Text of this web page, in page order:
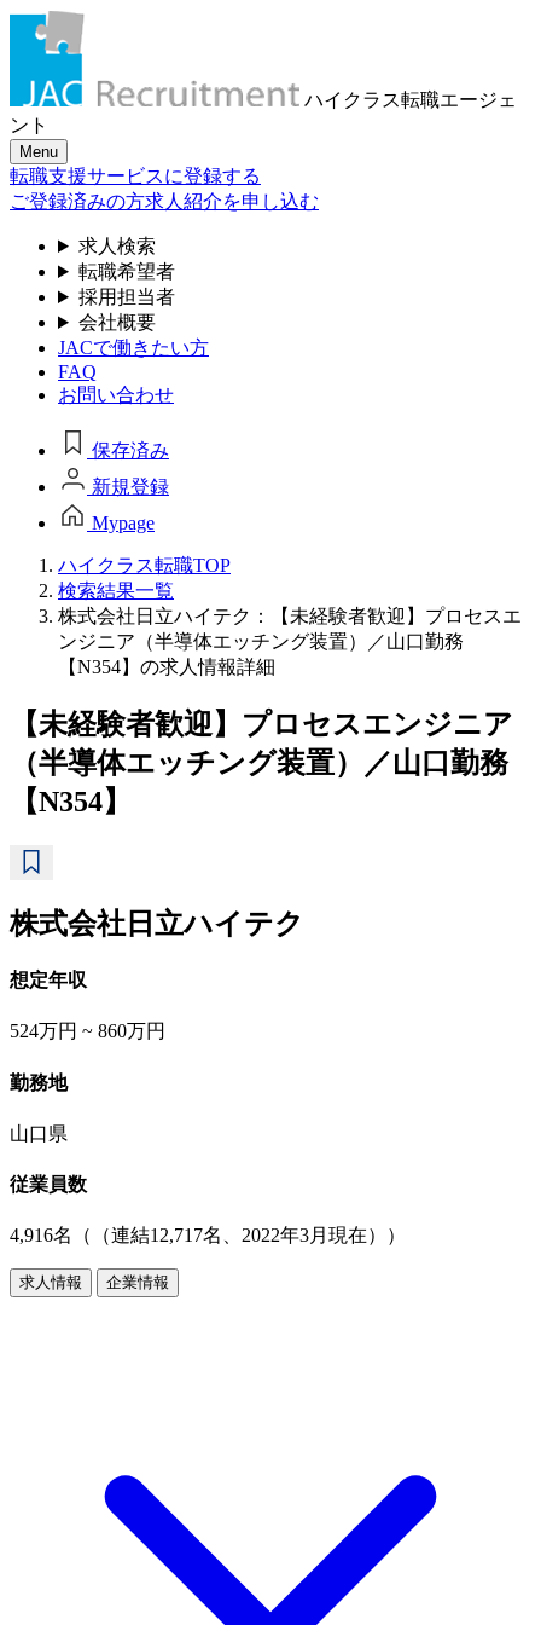
ハイクラス転職エージェ
ント
Menu
転職支援サービスに登録する
ご登録済みの方求人紹介を申し込む
求人検索
転職希望者
採用担当者
会社概要
JACで働きたい方
FAQ
お問い合わせ
保存済み
新規登録
Mypage
ハイクラス転職TOP
検索結果一覧
株式会社日立ハイテク：【未経験者歓迎】プロセスエ
ンジニア（半導体エッチング装置）／山口勤務
【N354】の求人情報詳細
【未経験者歓迎】プロセスエンジニア
（半導体エッチング装置）／山口勤務
【N354】
株式会社日立ハイテク
想定年収
524万円 ~ 860万円
勤務地
山口県
従業員数
4,916名（（連結12,717名、2022年3月現在））
求人情報 企業情報